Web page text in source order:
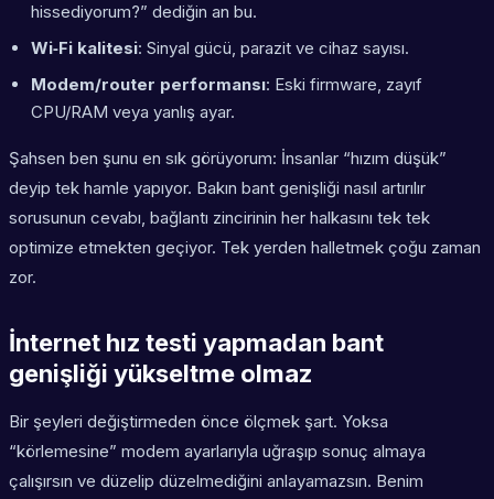
hissediyorum?” dediğin an bu.
Wi‑Fi kalitesi: Sinyal gücü, parazit ve cihaz sayısı.
Modem/router performansı: Eski firmware, zayıf
CPU/RAM veya yanlış ayar.
Şahsen ben şunu en sık görüyorum: İnsanlar “hızım düşük”
deyip tek hamle yapıyor. Bakın bant genişliği nasıl artırılır
sorusunun cevabı, bağlantı zincirinin her halkasını tek tek
optimize etmekten geçiyor. Tek yerden halletmek çoğu zaman
zor.
İnternet hız testi yapmadan bant
genişliği yükseltme olmaz
Bir şeyleri değiştirmeden önce ölçmek şart. Yoksa
“körlemesine” modem ayarlarıyla uğraşıp sonuç almaya
çalışırsın ve düzelip düzelmediğini anlayamazsın. Benim